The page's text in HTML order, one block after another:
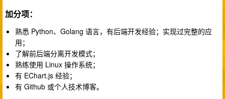
加分项：
熟悉 Python、Golang 语言，有后端开发经验；实现过完整的应
用；
了解前后端分离开发模式；
熟练使用 Linux 操作系统；
有 EChart.js 经验；
有 Github 或个人技术博客。